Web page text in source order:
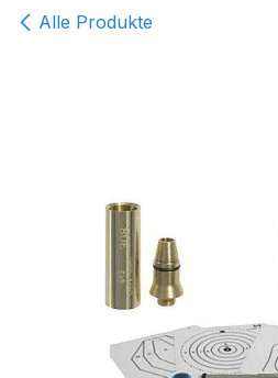
Alle Produkte